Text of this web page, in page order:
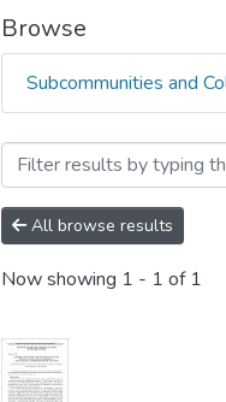
Browse
Subcommunities and
Browsing
All browse results
Now showing 1 - 1 of 1